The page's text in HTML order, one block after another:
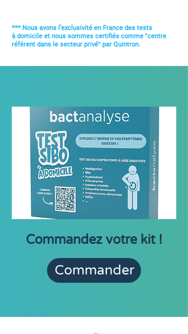
*** Nous avons l’exclusivité en France des tests
à domicile et nous sommes certifiés comme "centre
référent dans le secteur privé" par Quintron.
Commandez votre kit !
Commander